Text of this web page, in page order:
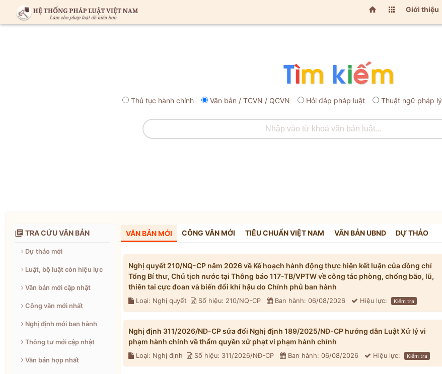
  Giới thiệu
Thủ tục hành chính Văn bản / TCVN / QCVN Hỏi đáp pháp luật Thuật ngữ pháp lý
 TRA CỨU VĂN BẢN
Dự thảo mới
Luật, bộ luật còn hiệu lực
Văn bản mới cập nhật
Công văn mới nhất
Nghị định mới ban hành
Thông tư mới cập nhật
Văn bản hợp nhất
VĂN BẢN MỚI CÔNG VĂN MỚI TIÊU CHUẨN VIỆT NAM VĂN BẢN UBND DỰ THẢO
Nghị quyết 210/NQ-CP năm 2026 về Kế hoạch hành động thực hiện kết luận của đồng chí
Tổng Bí thư, Chủ tịch nước tại Thông báo 117-TB/VPTW về công tác phòng, chống bão, lũ,
thiên tai cực đoan và biến đổi khí hậu do Chính phủ ban hành
Loại: Nghị quyết Số hiệu: 210/NQ-CP Ban hành: 06/08/2026 Hiệu lực: Kiểm tra
Nghị định 311/2026/NĐ-CP sửa đổi Nghị định 189/2025/NĐ-CP hướng dẫn Luật Xử lý vi
phạm hành chính về thẩm quyền xử phạt vi phạm hành chính
Loại: Nghị định Số hiệu: 311/2026/NĐ-CP Ban hành: 06/08/2026 Hiệu lực: Kiểm tra